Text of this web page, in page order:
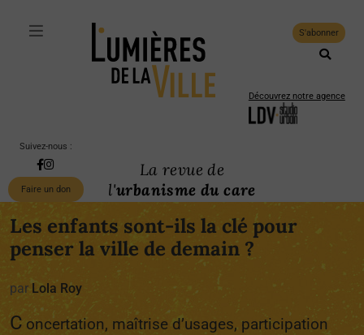
S'abonner
Découvrez notre agence
Suivez-nous :
Faire un don
La revue de
l'urbanisme du care
Les enfants sont-ils la clé pour
penser la ville de demain ?
par Lola Roy
C oncertation, maîtrise d’usages, participation